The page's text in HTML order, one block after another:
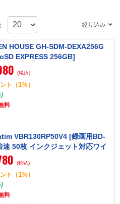
絞り込み
HOUSE GH-SDM-DEXA256G
EXPRESS 256GB]
(税込)
ト （1%）
料
VBR130RP50V4 [録画用BD-
速 50枚 インクジェット対応ワイ
(税込)
ト （1%）
料